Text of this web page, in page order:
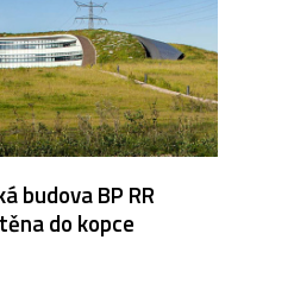
budova BP RR
do kopce